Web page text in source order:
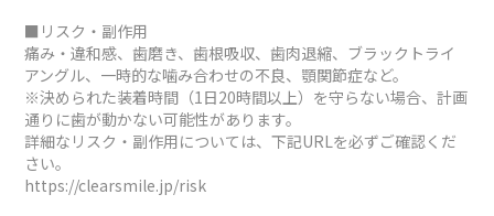
■リスク・副作用
痛み・違和感、歯磨き、歯根吸収、歯肉退縮、ブラックトライ
アングル、一時的な噛み合わせの不良、顎関節症など。
※決められた装着時間（1日20時間以上）を守らない場合、計画
通りに歯が動かない可能性があります。
詳細なリスク・副作用については、下記URLを必ずご確認くだ
さい。
https://clearsmile.jp/risk